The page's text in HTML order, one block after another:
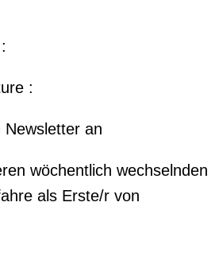
an
wöchentlich wechselnden
als Erste/r von